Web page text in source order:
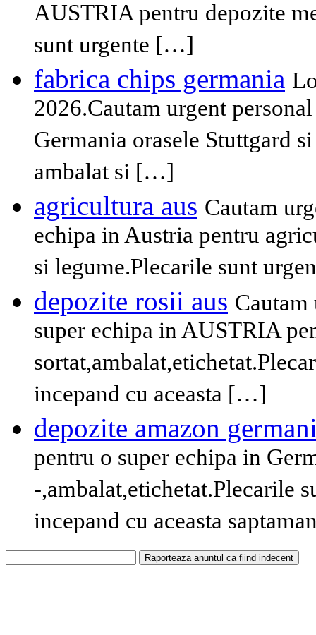
AUSTRIA pentru depozite
sunt urgente […]
fabrica chips germania
2026.Cautam urgent
Germania orasele Stuttgard
ambalat si […]
agricultura aus Cautam
echipa in Austria pentru
si legume.Plecarile sunt
depozite rosii aus
super echipa in AUSTRIA
incepand cu aceasta […]
depozite amazon
pentru o super echipa in
-,ambalat,etichetat.Plecarile
incepand cu aceasta